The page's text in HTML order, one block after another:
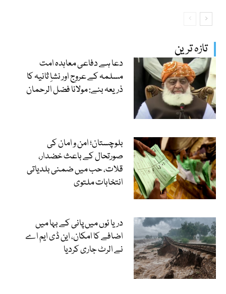
تازہ ترین
دعا ہے دفاعی معاہدہ امت
مسلمہ کے عروج اور نشاِ ثانیہ کا
ذریعہ بنے: مولانا فضل الرحمان
بلوچستان؛ امن و امان کی
صورتحال کے باعث خضدار،
قلات، حب میں ضمنی بلدیاتی
انتخابات ملتوی
دریا ئوں میں پانی کے بہا میں
اضافے کا امکان، این ڈی ایم اے
نے الرٹ جاری کردیا